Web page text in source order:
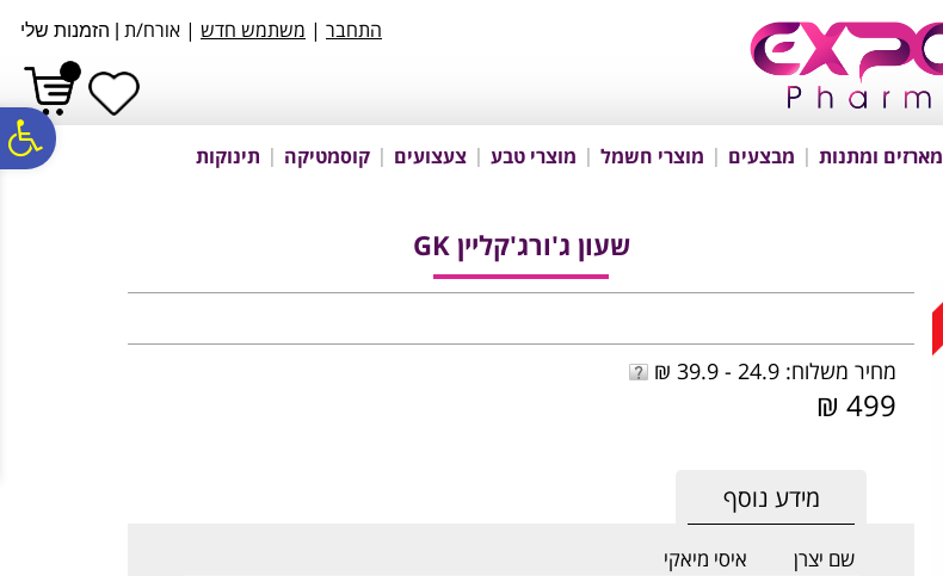
נגישות
אתר
המרכזי
התחבר | משתמש חדש | אורח/ת הזמנות שלי
מארזים ומתנות מבצעים מוצרי חשמל מוצרי טבע צעצועים קוסמטיקה תינוקות
שעון ג'ורג'קליין GK
מחיר משלוח: 24.9 - 39.9 ₪
499 ₪
מידע נוסף
שם יצרן איסי מיאקי